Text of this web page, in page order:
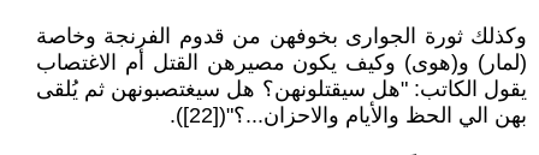
وكذلك ثورة الجوارى بخوفهن من قدوم الفرنجة وخاصة
(لمار) و(هوى) وكيف يكون مصيرهن القتل أم الاغتصاب
يقول الكاتب: "هل سيقتلونهن؟ هل سيغتصبونهن ثم يُلقى
بهن الي الحظ والأيام والاحزان...؟"([22]).